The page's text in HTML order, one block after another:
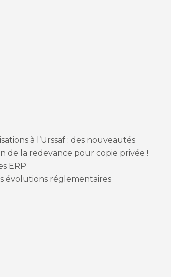
à l’Urssaf : des nouveautés
de la redevance pour copie privée !
ERP
évolutions réglementaires